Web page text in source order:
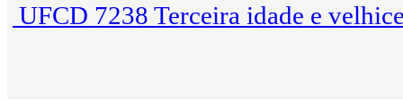
UFCD 7238 Terceira idade e